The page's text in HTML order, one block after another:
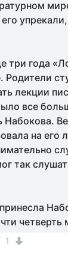
три года
Родители
лекции
все
Набокова.
на его
так
1